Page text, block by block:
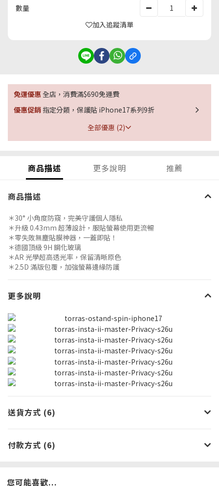
數量
加入追蹤清單
免運優惠全店，消費滿$690免運費
優惠促銷 指定分類，保護貼 iPhone17系列9折
全部優惠 (2)
商品描述 更多說明 推薦
商品描述
＊30° 小角度防窺，完美守護個人隱私
＊升級 0.43mm 超薄設計，服貼螢幕使用更流暢
＊零失敗無塵貼膜神器，一蓋即貼！
＊德國頂級 9H 鋼化玻璃
＊AR 光學超高透光率，保留清晰原色
＊2.5D 滿版包覆，加強螢幕邊緣防護
更多說明
送貨方式 (6)
付款方式 (6)
您可能喜歡...